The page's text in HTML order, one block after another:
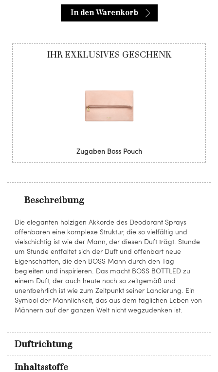
In den Warenkorb
Beschreibung
Die eleganten holzigen Akkorde des Deodorant Sprays
offenbaren eine komplexe Struktur, die so vielfältig und
vielschichtig ist wie der Mann, der diesen Duft trägt. Stunde
um Stunde entfaltet sich der Duft und offenbart neue
Eigenschaften, die den BOSS Mann durch den Tag
begleiten und inspirieren. Das macht BOSS BOTTLED zu
einem Duft, der auch heute noch so zeitgemäß und
unentbehrlich ist wie zum Zeitpunkt seiner Lancierung. Ein
Symbol der Männlichkeit, das aus dem täglichen Leben von
Männern auf der ganzen Welt nicht wegzudenken ist.
Duftrichtung
Inhaltsstoffe
IHR EXKLUSIVES GESCHENK
Zugaben Boss Pouch